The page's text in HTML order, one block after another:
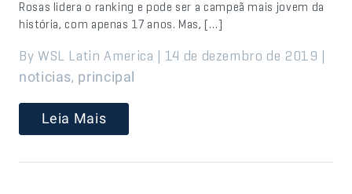
Rosas lidera o ranking e pode ser a campeã mais jovem da
história, com apenas 17 anos. Mas, […]
By WSL Latin America | 14 de dezembro de 2019 |
noticias, principal
Leia Mais